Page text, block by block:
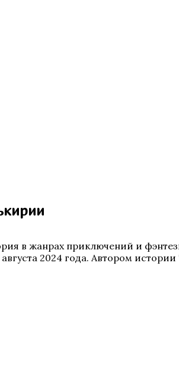
в жанрах приключений и
2024 года. Автором